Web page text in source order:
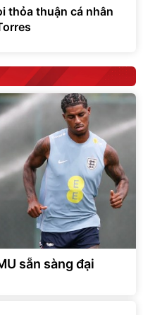
thỏa thuận cá nhân
sẵn sàng đại